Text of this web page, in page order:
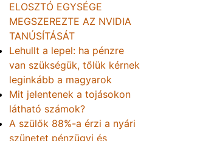
ELOSZTÓ EGYSÉGE
MEGSZEREZTE AZ NVIDIA
TANÚSÍTÁSÁT
Lehullt a lepel: ha pénzre
van szükségük, tőlük kérnek
leginkább a magyarok
Mit jelentenek a tojásokon
látható számok?
A szülők 88%-a érzi a nyári
szünetet pénzügyi és